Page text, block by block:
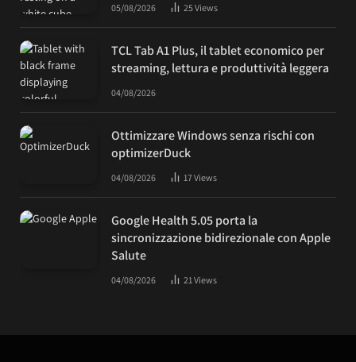
05/08/2026 25Views
TCL Tab A1 Plus, il tablet economico per
streaming, lettura e produttività leggera
04/08/2026
Ottimizzare Windows senza rischi con
optimizerDuck
04/08/2026 17Views
Google Health 5.05 porta la
sincronizzazione bidirezionale con Apple
Salute
04/08/2026 21 Views